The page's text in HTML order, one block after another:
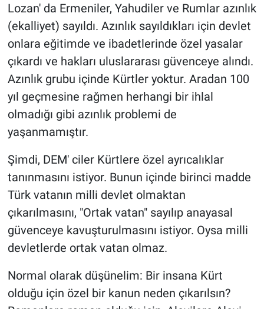
Lozan' da Ermeniler, Yahudiler ve Rumlar azınlık
(ekalliyet) sayıldı. Azınlık sayıldıkları için devlet
onlara eğitimde ve ibadetlerinde özel yasalar
çıkardı ve hakları uluslararası güvenceye alındı.
Azınlık grubu içinde Kürtler yoktur. Aradan 100
yıl geçmesine rağmen herhangi bir ihlal
olmadığı gibi azınlık problemi de
yaşanmamıştır.
Şimdi, DEM' ciler Kürtlere özel ayrıcalıklar
tanınmasını istiyor. Bunun içinde birinci madde
Türk vatanın milli devlet olmaktan
çıkarılmasını, "Ortak vatan" sayılıp anayasal
güvenceye kavuşturulmasını istiyor. Oysa milli
devletlerde ortak vatan olmaz.
Normal olarak düşünelim: Bir insana Kürt
olduğu için özel bir kanun neden çıkarılsın?